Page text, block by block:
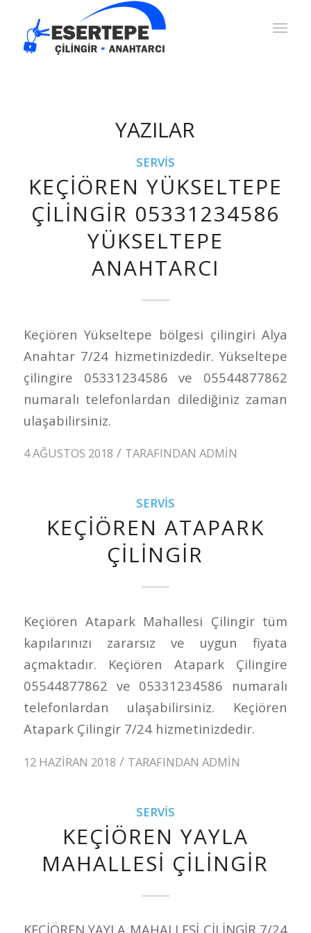
YAZILAR
SERVIS
KEÇIÖREN YÜKSELTEPE
ÇILINGIR 05331234586
YÜKSELTEPE
ANAHTARCI
Keçiören Yükseltepe bölgesi çilingiri Alya
Anahtar 7/24 hizmetinizdedir. Yükseltepe
çilingire 05331234586 ve 05544877862
numaralı telefonlardan dilediğiniz zaman
ulaşabilirsiniz.
4 AĞUSTOS 2018 / TARAFINDAN ADMIN
SERVIS
KEÇIÖREN ATAPARK
ÇILINGIR
Keçiören Atapark Mahallesi Çilingir tüm
kapılarınızı zararsız ve uygun fiyata
açmaktadır. Keçiören Atapark Çilingire
05544877862 ve 05331234586 numaralı
telefonlardan ulaşabilirsiniz. Keçiören
Atapark Çilingir 7/24 hizmetinizdedir.
12 HAZIRAN 2018 / TARAFINDAN ADMIN
SERVIS
KEÇİÖREN YAYLA
MAHALLESİ ÇİLİNGİR
KEÇİÖREN YAYLA MAHALLESİ ÇİLİNGİR 7/24